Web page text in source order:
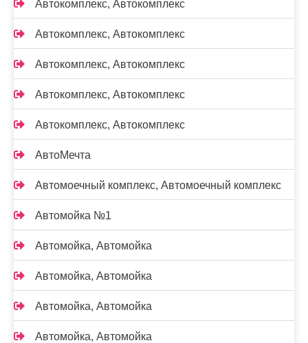
Автокомплекс, Автокомплекс
Автокомплекс, Автокомплекс
Автокомплекс, Автокомплекс
Автокомплекс, Автокомплекс
Автокомплекс, Автокомплекс
АвтоМечта
Автомоечный комплекс, Автомоечный комплекс
Автомойка №1
Автомойка, Автомойка
Автомойка, Автомойка
Автомойка, Автомойка
Автомойка, Автомойка